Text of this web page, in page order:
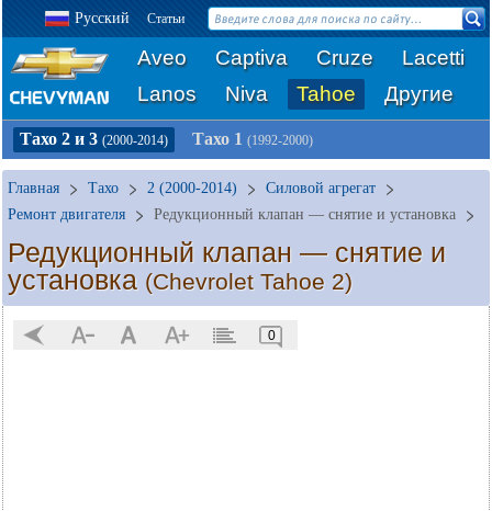
Русский Статьи
Aveo Captiva Cruze
Lacetti
Lanos
Niva Tahoe Другие
Тахо 2 и 3 (2000-2014) Тахо 1 (1992-2000)
Главная Тахо 2 (2000-2014)
Силовой агрегат
Ремонт двигателя
Редукционный клапан — снятие и установка
Редукционный клапан — снятие и
установка (Chevrolet Tahoe 2)
0